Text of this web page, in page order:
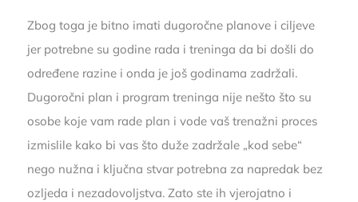
Zbog toga je bitno imati dugoročne planove i ciljeve
jer potrebne su godine rada i treninga da bi došli do
određene razine i onda je još godinama zadržali.
Dugoročni plan i program treninga nije nešto što su
osobe koje vam rade plan i vode vaš trenažni proces
izmislile kako bi vas što duže zadržale „kod sebe“
nego nužna i ključna stvar potrebna za napredak bez
ozljeda i nezadovoljstva. Zato ste ih vjerojatno i